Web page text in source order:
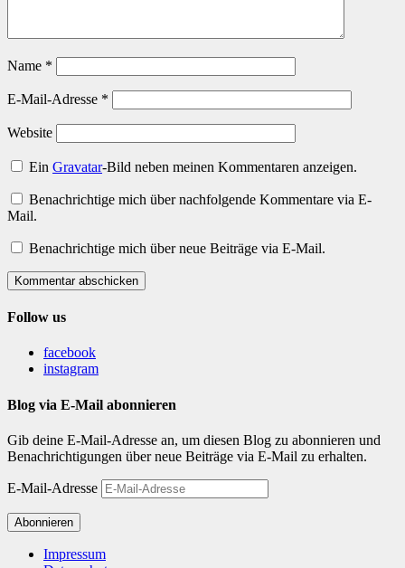
Name *
E-Mail-Adresse *
Website
EinGravatar-Bild neben meinen Kommentaren anzeigen.
Benachrichtige mich über nachfolgende Kommentare via E-
Mail.
Benachrichtige mich über neue Beiträge via E-Mail.
Kommentar abschicken
Follow us
facebook
instagram
Blog via E-Mail abonnieren
Gib deine E-Mail-Adresse an, um diesen Blog zu abonnieren und
Benachrichtigungen über neue Beiträge via E-Mail zu erhalten.
E-Mail-Adresse
Abonnieren
Impressum